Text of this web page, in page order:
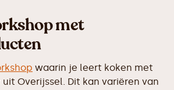
met
waarin je leert koken met
Overijssel. Dit kan variëren van